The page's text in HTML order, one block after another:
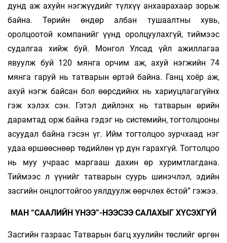
дунд аж ахуйн нэгжүүдийг түлхүү анхаарахаар зорьж
байна. Төрийн өндөр албан тушаалтны хувь,
оролцоотой компанийг үүнд оролцуулахгүй, тиймээс
судалгаа хийж буй. Монгол Улсад үйл ажиллагаа
явуулж буй 120 мянга орчим аж, ахуй нэгжийн 74
мянга гаруй нь татварын өртэй байна. Ганц хоёр аж,
ахуй нэгж байсан бол өөрсдийнх нь хариуцлагагүйнх
гэж хэлэх сэн. Гэтэл дийлэнх нь татварын өрийн
дарамтад орж байна гэдэг нь системийн, тогтолцооны
асуудал байна гэсэн үг. Ийм тогтолцоо зурчхаад нэг
удаа өршөөснөөр төдийлөн үр дүн гарахгүй. Тогтолцоо
нь муу учраас маргааш дахин өр хуримтлагдана.
Тиймээс л үүнийг татварын суурь шинэчлэл, эдийн
засгийн онцлогтойгоо уялдуулж өөрчлөх ёстой” гэжээ.
МАН “СААЛИЙН ҮНЭЭ”-НЭЭСЭЭ САЛАХЫГ ХҮСЭХГҮЙ
Засгийн газраас Татварын багц хуулийн төслийг өргөн